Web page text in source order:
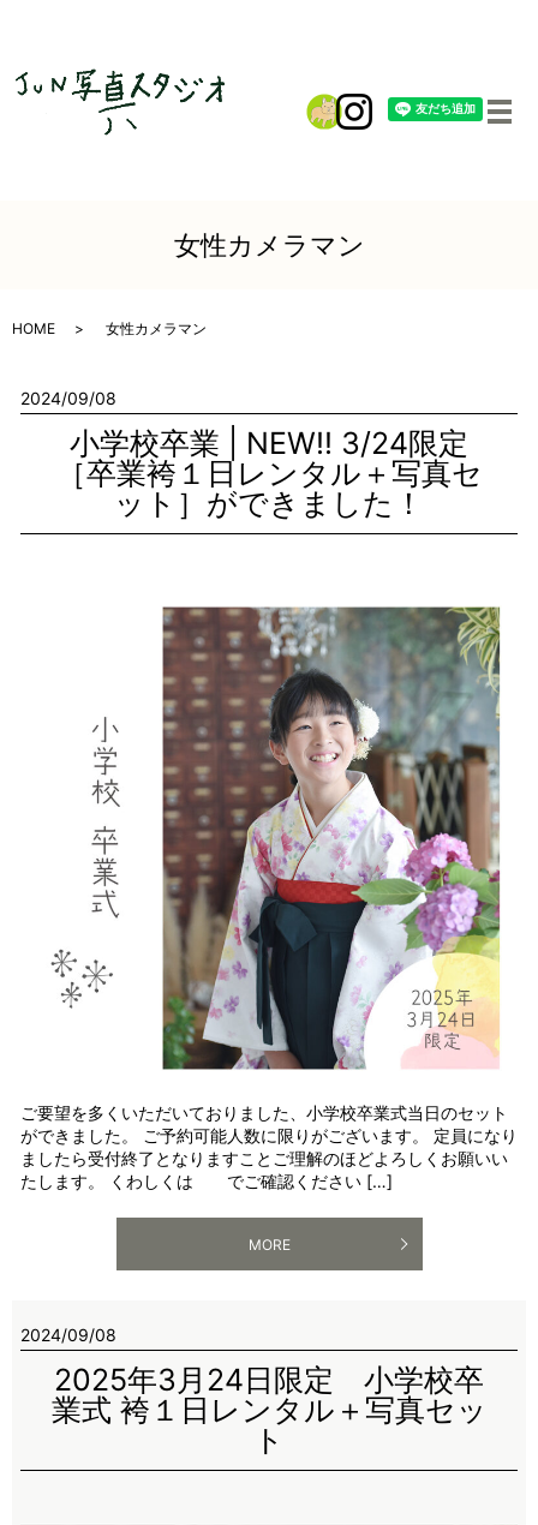
メ
女性カメラマン
HOME 女性カメラマン
2024/09/08
小学校卒業 | NEW!! 3/24限定
［卒業袴１日レンタル＋写真セ
ット］ができました！
ご要望を多くいただいておりました、小学校卒業式当日のセット
ができました。 ご予約可能人数に限りがございます。 定員になり
ましたら受付終了となりますことご理解のほどよろしくお願いい
たします。 くわしくは でご確認ください […]
MORE
2024/09/08
2025年3月24日限定 小学校卒
業式 袴１日レンタル＋写真セッ
ト